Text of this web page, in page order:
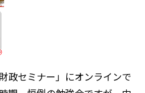
政セミナー」にオンラインで